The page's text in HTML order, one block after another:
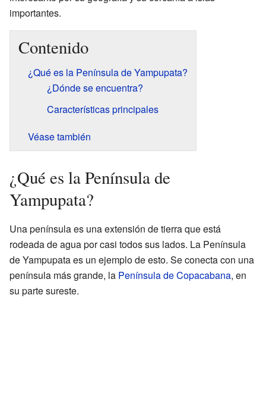
importantes.
Contenido
¿Qué es la Península de Yampupata?
¿Dónde se encuentra?
Características principales
Véase también
¿Qué es la Península de
Yampupata?
Una península es una extensión de tierra que está
rodeada de agua por casi todos sus lados. La Península
de Yampupata es un ejemplo de esto. Se conecta con una
península más grande, la Península de Copacabana, en
su parte sureste.